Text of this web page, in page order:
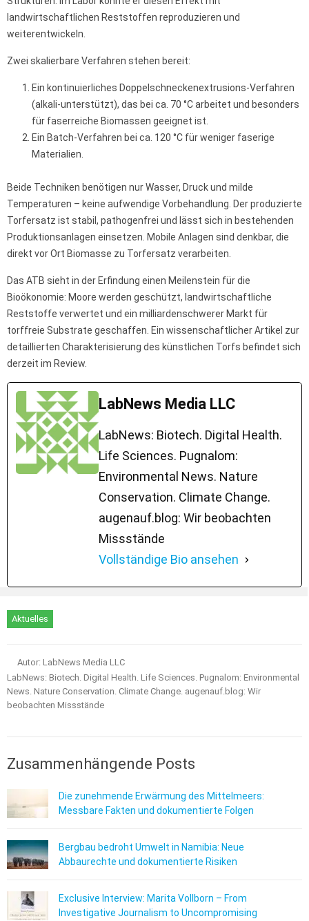
landwirtschaftlichen Reststoffen reproduzieren und
weiterentwickeln.
Zwei skalierbare Verfahren stehen bereit:
Ein kontinuierliches Doppelschneckenextrusions-Verfahren
(alkali-unterstützt), das bei ca. 70 °C arbeitet und besonders
für faserreiche Biomassen geeignet ist.
Ein Batch-Verfahren bei ca. 120 °C für weniger faserige
Materialien.
Beide Techniken benötigen nur Wasser, Druck und milde
Temperaturen – keine aufwendige Vorbehandlung. Der produzierte
Torfersatz ist stabil, pathogenfrei und lässt sich in bestehenden
Produktionsanlagen einsetzen. Mobile Anlagen sind denkbar, die
direkt vor Ort Biomasse zu Torfersatz verarbeiten.
Das ATB sieht in der Erfindung einen Meilenstein für die
Bioökonomie: Moore werden geschützt, landwirtschaftliche
Reststoffe verwertet und ein milliardenschwerer Markt für
torffreie Substrate geschaffen. Ein wissenschaftlicher Artikel zur
detaillierten Charakterisierung des künstlichen Torfs befindet sich
derzeit im Review.
LabNews Media LLC
LabNews: Biotech. Digital Health.
Life Sciences. Pugnalom:
Environmental News. Nature
Conservation. Climate Change.
augenauf.blog: Wir beobachten
Missstände
Vollständige Bio ansehen
Aktuelles
Autor: LabNews Media LLC
LabNews: Biotech. Digital Health. Life Sciences. Pugnalom: Environmental
News. Nature Conservation. Climate Change. augenauf.blog: Wir
beobachten Missstände
Zusammenhängende Posts
Die zunehmende Erwärmung des Mittelmeers:
Messbare Fakten und dokumentierte Folgen
Bergbau bedroht Umwelt in Namibia: Neue
Abbaurechte und dokumentierte Risiken
Exclusive Interview: Marita Vollborn – From
Investigative Journalism to Uncompromising